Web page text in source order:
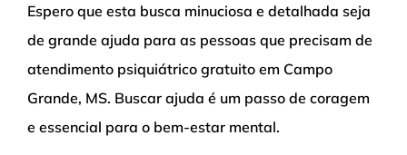
Espero que esta busca minuciosa e detalhada seja
de grande ajuda para as pessoas que precisam de
atendimento psiquiátrico gratuito em Campo
Grande, MS. Buscar ajuda é um passo de coragem
e essencial para o bem-estar mental.